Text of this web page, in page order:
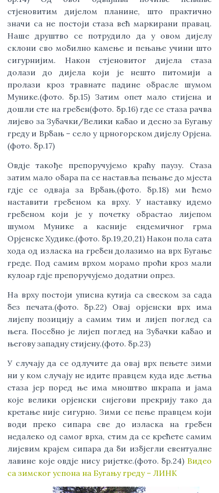
стјеновитим дијелом планине, што практично
значи са не постоји стаза већ маркирани правац.
Наше друштво се потрудило да у овом дијелу
склони сво мобилно камење и пењање учини што
сигурнијим. Након стјеновитог дијела стаза
долази до дијела који је нешто питомији а
пролази кроз травнате падине обрасле шумом
Мунике.(фото. бр.15) Затим опет мало стијена и
дошли сте на гребен(фото. бр.16) где се стаза рачва
лијево за Зубачки/Велики кабао и десно за Бугању
греду и Врбањ – село у црногорском дијелу Орјена.
(фото. бр.17)
Овдје такође препоручујемо краћу паузу. Стаза
затим мало обара па се наставља пењање до мјеста
гдје се одваја за Врбањ,(фото. бр.18) ми ћемо
наставити гребеном ка врху. У наставку идемо
гребеном који је у почетку обрастао лијепом
шумом Мунике а касније ендемичног грма
Орјенске Худике.(фото. бр.19,20,21) Након пола сата
хода од изласка на гребен долазимо на врх Бугање
греде. Под самим врхом морамо проћи кроз мали
кулоар гдје препоручујемо додатни опрез.
На врху постоји уписна кутија са свеском за сада
без печата.(фото. бр.22) Овај орјенски врх има
лијепу позицију а самим тим и лијеп поглед са
њега. Посебно је лијеп поглед на Зубачки кабао и
његову западну стијену.(фото. бр.23)
У случају да се одлучите да овај врх пењете зими
ни у ком случају не идите правцем куда иде љетња
стаза јер поред ње има мноштво шкрапа и јама
које велики орјенски снјегови прекрију тако да
кретање није сигурно. Зими се пење правцем који
води преко сипара све до изласка на гребен
недалеко од самог врха, стим да се крећете самим
лијевим крајем сипара да би избјегли евентуалне
лавине које овдје нису ријетке.(фото. бр.24) Видео
са зимског успона на Бугању греду – ЛИНК